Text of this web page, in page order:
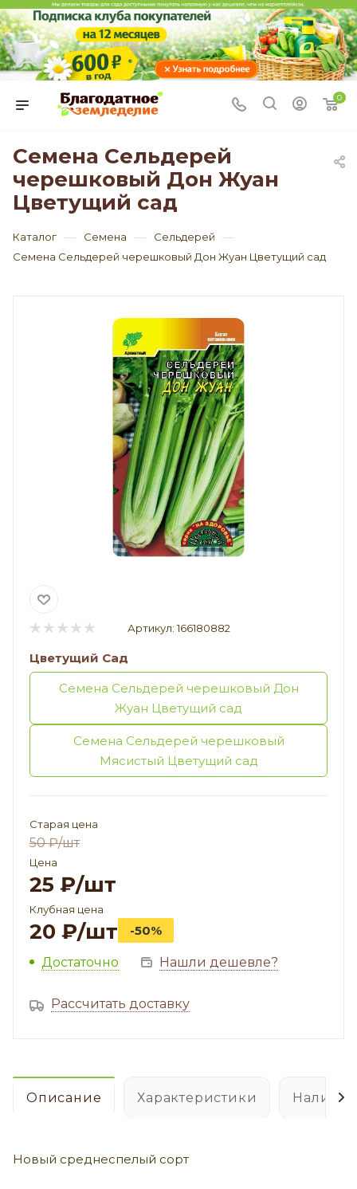
0
Семена Сельдерей
черешковый Дон Жуан
Цветущий сад
Каталог — Семена — Сельдерей —
Семена Сельдерей черешковый Дон Жуан Цветущий сад
Артикул: 166180882
Цветущий Сад
Семена Сельдерей черешковый Дон
Жуан Цветущий сад
Семена Сельдерей черешковый
Мясистый Цветущий сад
Старая цена
50₽/шт
Цена
25 ₽/шт
Клубная цена
20 ₽/шт -50%
Достаточно Нашли дешевле?
Рассчитать доставку
Описание Характеристики
Новый среднеспелый сорт